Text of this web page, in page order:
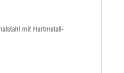
mit Hartmetall-